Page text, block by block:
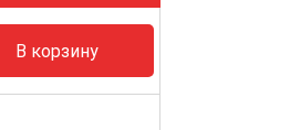
В корзину